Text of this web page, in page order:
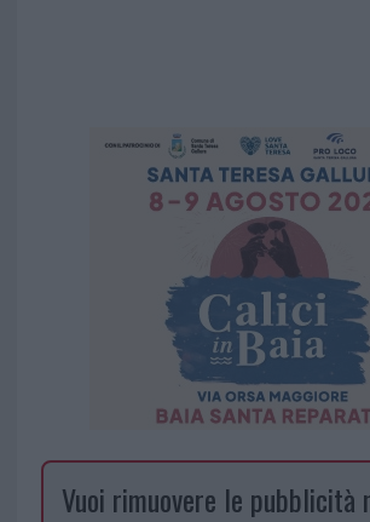
Vuoi rimuovere le pubblicità